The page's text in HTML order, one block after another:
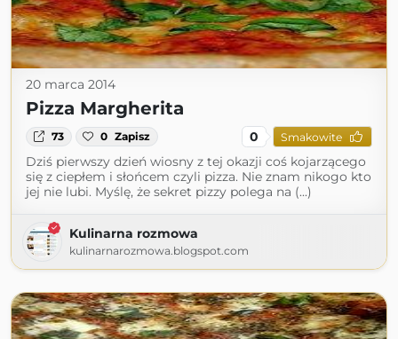
20 marca 2014
Pizza Margherita
73 0 Zapisz 0 Smakowite
Dziś pierwszy dzień wiosny z tej okazji coś kojarzącego
się z ciepłem i słońcem czyli pizza. Nie znam nikogo kto
jej nie lubi. Myślę, że sekret pizzy polega na (...)
Kulinarna rozmowa
kulinarnarozmowa.blogspot.com